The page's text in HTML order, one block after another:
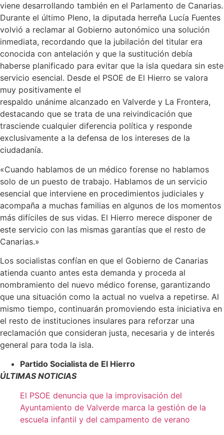
viene desarrollando también en el Parlamento de Canarias.
Durante el último Pleno, la diputada herreña Lucía Fuentes
volvió a reclamar al Gobierno autonómico una solución
inmediata, recordando que la jubilación del titular era
conocida con antelación y que la sustitución debía
haberse planificado para evitar que la isla quedara sin este
servicio esencial. Desde el PSOE de El Hierro se valora
muy positivamente el
respaldo unánime alcanzado en Valverde y La Frontera,
destacando que se trata de una reivindicación que
trasciende cualquier diferencia política y responde
exclusivamente a la defensa de los intereses de la
ciudadanía.
«Cuando hablamos de un médico forense no hablamos
solo de un puesto de trabajo. Hablamos de un servicio
esencial que interviene en procedimientos judiciales y
acompaña a muchas familias en algunos de los momentos
más difíciles de sus vidas. El Hierro merece disponer de
este servicio con las mismas garantías que el resto de
Canarias.»
Los socialistas confían en que el Gobierno de Canarias
atienda cuanto antes esta demanda y proceda al
nombramiento del nuevo médico forense, garantizando
que una situación como la actual no vuelva a repetirse. Al
mismo tiempo, continuarán promoviendo esta iniciativa en
el resto de instituciones insulares para reforzar una
reclamación que consideran justa, necesaria y de interés
general para toda la isla.
Partido Socialista de El Hierro
ÚLTIMAS NOTICIAS
El PSOE denuncia que la improvisación del
Ayuntamiento de Valverde marca la gestión de la
escuela infantil y del campamento de verano